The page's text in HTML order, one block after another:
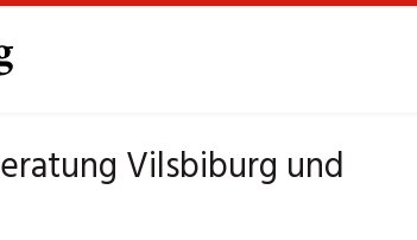
Vilsbiburg und